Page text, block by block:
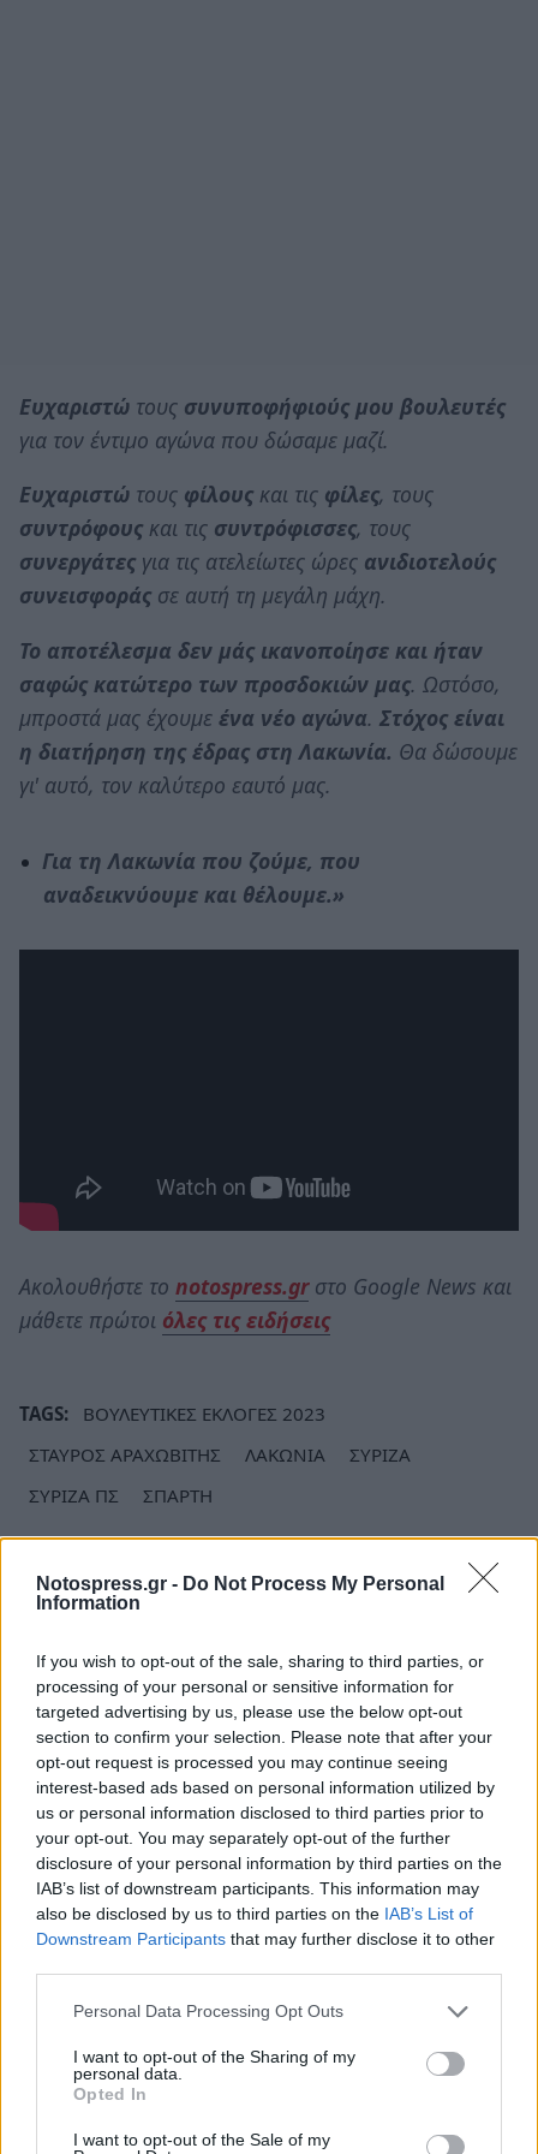
Notospress.gr - Do Not Process My Personal
Information
If you wish to opt-out of the sale, sharing to third parties, or
processing of your personal or sensitive information for
targeted advertising by us, please use the below opt-out
section to confirm your selection. Please note that after your
opt-out request is processed you may continue seeing
interest-based ads based on personal information utilized by
us or personal information disclosed to third parties prior to
your opt-out. You may separately opt-out of the further
disclosure of your personal information by third parties on the
IAB’s list of downstream participants. This information may
also be disclosed by us to third parties on the IAB’s List of
Downstream Participants that may further disclose it to other
Personal Data Processing Opt Outs
I want to opt-out of the Sharing of my
personal data.
Opted In
I want to opt-out of the Sale of my
Ευχαριστώ τους συνυποφήφιούς μου βουλευτές
για τον έντιμο αγώνα που δώσαμε μαζί.
Ευχαριστώ τους φίλους και τις φίλες, τους
συντρόφους και τις συντρόφισσες, τους
συνεργάτες για τις ατελείωτες ώρες ανιδιοτελούς
συνεισφοράς σε αυτή τη μεγάλη μάχη.
Το αποτέλεσμα δεν μάς ικανοποίησε και ήταν
σαφώς κατώτερο των προσδοκιών μας. Ωστόσο,
μπροστά μας έχουμε ένα νέο αγώνα. Στόχος είναι
η διατήρηση της έδρας στη Λακωνία. Θα δώσουμε
γι' αυτό, τον καλύτερο εαυτό μας.
Για τη Λακωνία που ζούμε, που
αναδεικνύουμε και θέλουμε.»
Ακολουθήστε το notospress.grστο Google News και
μάθετε πρώτοι όλες τις ειδήσεις
TAGS:
ΒΟΥΛΕΥΤΙΚΕΣ ΕΚΛΟΓΕΣ 2023
ΣΤΑΥΡΟΣ ΑΡΑΧΩΒΙΤΗΣ
ΛΑΚΩΝΙΑ
ΣΥΡΙΖΑ
ΣΥΡΙΖΑ ΠΣ
ΣΠΑΡΤΗ